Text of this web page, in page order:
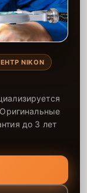
NIKON
до 3 лет